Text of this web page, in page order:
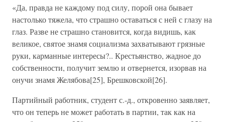
«Да, правда не каждому под силу, порой она бывает
настолько тяжела, что страшно оставаться с ней с глазу на
глаз. Разве не страшно становится, когда видишь, как
великое, святое знамя социализма захватывают грязные
руки, карманные интересы?.. Крестьянство, жадное до
собственности, получит землю и отвернется, изорвав на
онучи знамя Желябова[25], Брешковской[26].
Партийный работник, студент с.-д., откровенно заявляет,
что он теперь не может работать в партии, так как на